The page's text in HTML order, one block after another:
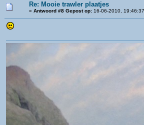
Re: Mooie trawler plaatjes
« Antwoord #8 Gepost op: 16-06-2010,